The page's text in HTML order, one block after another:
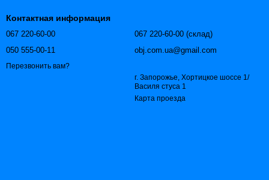
Контактная информация
067 220-60-00
050 555-00-11
Перезвонить вам?
067 220-60-00 (склад)
obj.com.ua@gmail.com
г. Запорожье, Хортицкое шоссе 1/
Василя стуса 1
Карта проезда